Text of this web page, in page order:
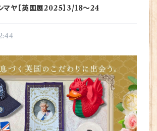
マヤ【英国展2025】3/18〜24